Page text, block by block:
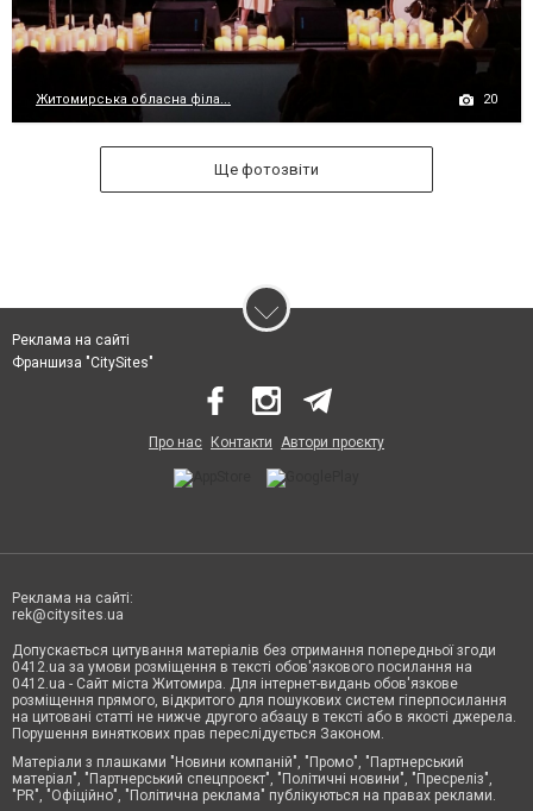
Житомирська обласна філа... 20
Ще фотозвіти
Реклама на сайті
Франшиза "CitySites"
Про нас Контакти Автори проєкту
Реклама на сайті:
rek@citysites.ua
Допускається цитування матеріалів без отримання попередньої згоди
0412.ua за умови розміщення в тексті обов'язкового посилання на
0412.ua - Сайт міста Житомира. Для інтернет-видань обов'язкове
розміщення прямого, відкритого для пошукових систем гіперпосилання
на цитовані статті не нижче другого абзацу в тексті або в якості джерела.
Порушення виняткових прав переслідується Законом.
Матеріали з плашками "Новини компаній", "Промо", "Партнерський
матеріал", "Партнерський спецпроєкт", "Політичні новини", "Пресреліз",
"PR", "Офіційно", "Політична реклама" публікуються на правах реклами.